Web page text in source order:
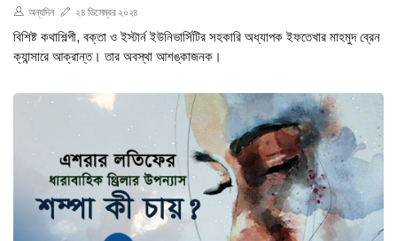
অন্যদিন ২৪ ডিসেম্বর ২০২৪
বিশিষ্ট কথাশিল্পী, বক্তা ও ইস্টার্ন ইউনিভার্সিটির সহকারি অধ্যাপক ইফতেখার মাহমুদ ব্রেন
ক্যান্সারে আক্রান্ত। তার অবস্থা আশঙ্কাজনক।